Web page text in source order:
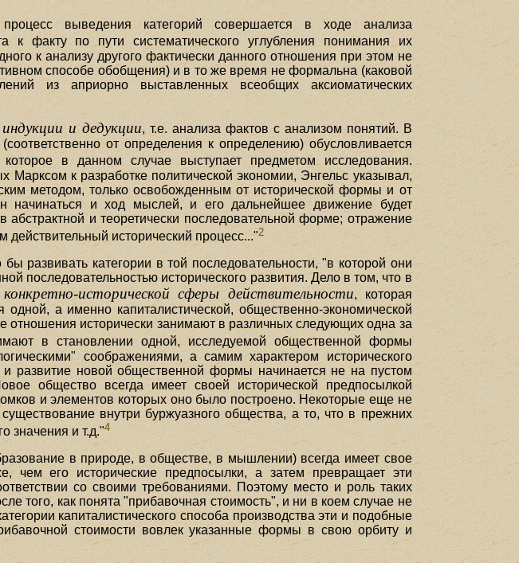
выведения категорий совершается в ходе анализа
факту по пути систематического углубления понимания их
к анализу другого фактически данного отношения при этом не
способе обобщения) и в то же время не формальна (каковой
из априорно выставленных всеобщих аксиоматических
индукции и дедукции, т.е. анализа фактов с анализом понятий. В
от определения к определению) обусловливается
в данном случае выступает предметом исследования.
к разработке политической экономии, Энгельс указывал,
методом, только освобожденным от исторической формы и от
начинаться и ход мыслей, и его дальнейшее движение будет
абстрактной и теоретически последовательной форме; отражение
действительный исторический процесс..."2
развивать категории в той последовательности, "в которой они
последовательностью исторического развития. Дело в том, что в
исторической сферы действительности, которая
а именно капиталистической, общественно-экономической
исторически занимают в различных следующих одна за
в становлении одной, исследуемой общественной формы
соображениями, а самим характером исторического
и развитие новой общественной формы начинается не на пустом
общество всегда имеет своей исторической предпосылкой
и элементов которых оно было построено. Некоторые еще не
внутри буржуазного общества, а то, что в прежних
значения и т.д."4
в природе, в обществе, в мышлении) всегда имеет свое
чем его исторические предпосылки, а затем превращает эти
со своими требованиями. Поэтому место и роль таких
того, как понята "прибавочная стоимость", и ни в коем случае не
капиталистического способа производства эти и подобные
стоимости вовлек указанные формы в свою орбиту и